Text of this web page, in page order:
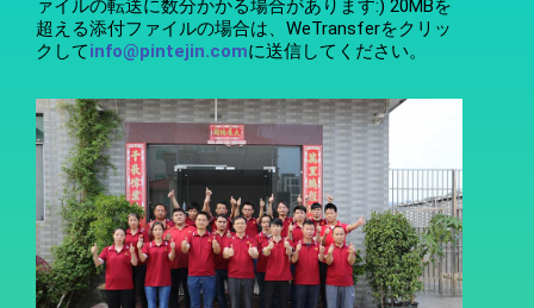
ァイルの転送に数分かかる場合があります:) 20MBを
超える添付ファイルの場合は、WeTransferをクリッ
クしてinfo@pintejin.comに送信してください。